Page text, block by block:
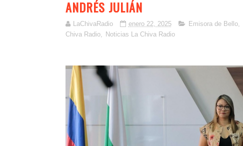
ANDRÉS JULIÁN
LaChivaRadio enero 22, 2025 Emisora de Bello,
Chiva Radio, Noticias La Chiva Radio